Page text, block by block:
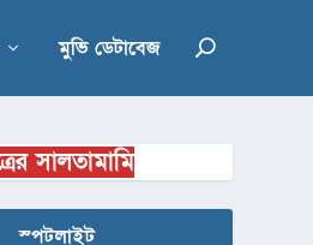
মুভি ডেটাবেজ
সালতামামি
স্পটলাইট